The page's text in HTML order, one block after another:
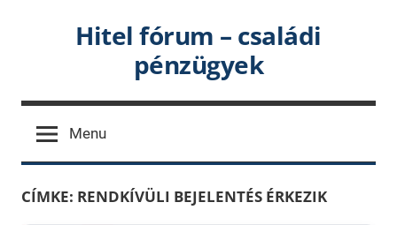
Hitel fórum – családi
pénzügyek
Menu
CÍMKE: RENDKÍVÜLI BEJELENTÉS ÉRKEZIK